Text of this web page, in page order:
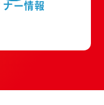
ナー情報